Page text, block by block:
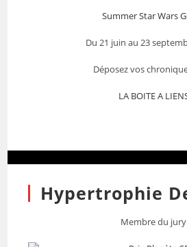
Summer Star Wars
Du 21 juin au 23
Déposez vos
LA BOITE A
Hypertrophie
Membre du jury